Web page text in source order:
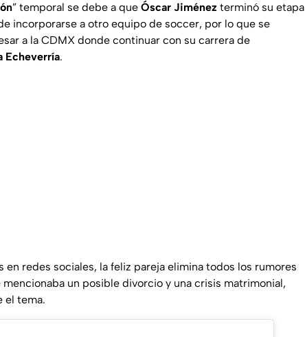
” temporal se debe a que Óscar Jiménez terminó su etapa
incorporarse a otro equipo de soccer, por lo que se
a la CDMX donde continuar con su carrera de
Echeverría.
redes sociales, la feliz pareja elimina todos los rumores
un posible divorcio y una crisis matrimonial,
el tema.